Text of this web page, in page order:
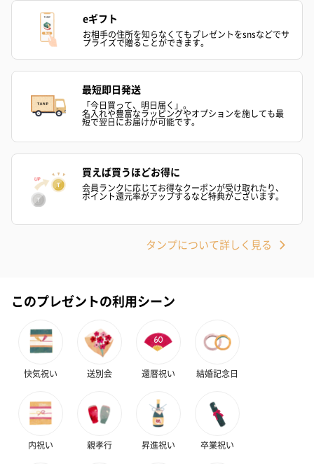
プレミアムビール イネ
ディット（712円）
酔鯨 純米吟醸 吟麗
（704円）
おつまみ・その他
お酒にぴったりのおつまみ・サプリを同梱してお届けいたしま
いぶりがっことチーズ
のオイル漬（981円）
ごろっとうまみ チーズ
ン）（981円）
eギフト
お相手の住所を知らなくてもプレゼントをsnsなどでサ
プライズで贈ることができます。
最短即日発送
「今日買って、明日届く」。
名入れや豊富なラッピングやオプションを施しても最
短で翌日にお届けが可能です。
買えば買うほどお得に
会員ランクに応じてお得なクーポンが受け取れたり、
ポイント還元率がアップするなど特典がございます。
タンプについて詳しく見る
このプレゼントの利用シーン
快気祝い 送別会 還暦祝い 結婚記念日
内祝い 親孝行 昇進祝い 卒業祝い